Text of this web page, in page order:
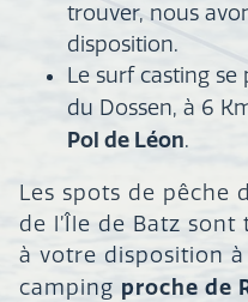
trouver, nous
disposition.
Le surf casting
du Dossen, à 6
Pol de Léon.
Les spots de pêche
de l’Île de Batz
à votre disposition à
camping proche de